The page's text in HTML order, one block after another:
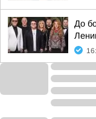
До